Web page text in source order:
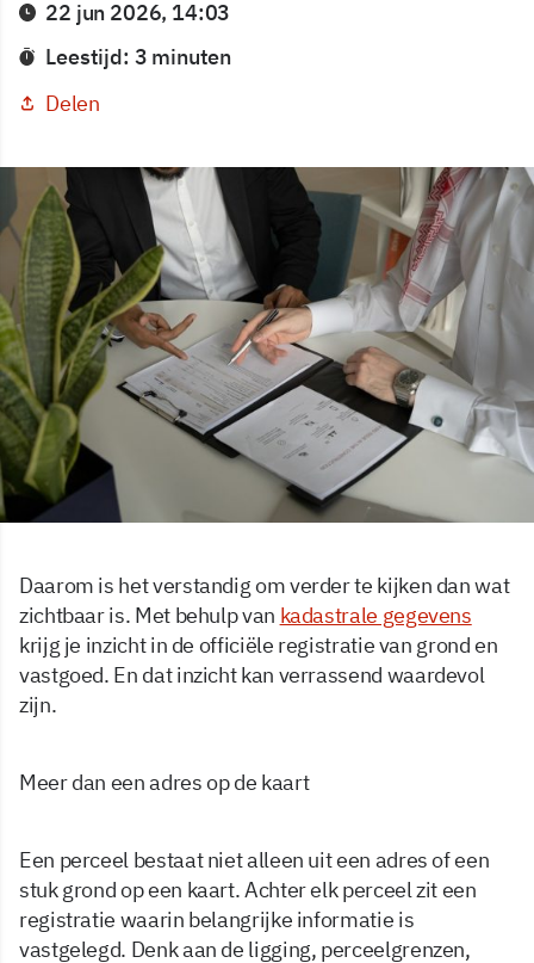
22 jun 2026, 14:03
Leestijd: 3 minuten
Delen
Daarom is het verstandig om verder te kijken dan wat
zichtbaar is. Met behulp van kadastrale gegevens
krijg je inzicht in de officiële registratie van grond en
vastgoed. En dat inzicht kan verrassend waardevol
zijn.
Meer dan een adres op de kaart
Een perceel bestaat niet alleen uit een adres of een
stuk grond op een kaart. Achter elk perceel zit een
registratie waarin belangrijke informatie is
vastgelegd. Denk aan de ligging, perceelgrenzen,